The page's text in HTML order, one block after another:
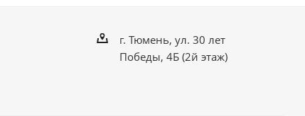
г. Тюмень, ул. 30 лет
Победы, 4Б (2й этаж)